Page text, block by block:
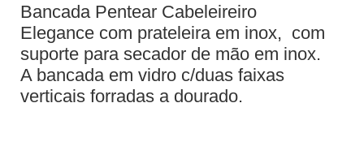
Bancada Pentear Cabeleireiro
Elegance com prateleira em inox, com
suporte para secador de mão em inox.
A bancada em vidro c/duas faixas
verticais forradas a dourado.